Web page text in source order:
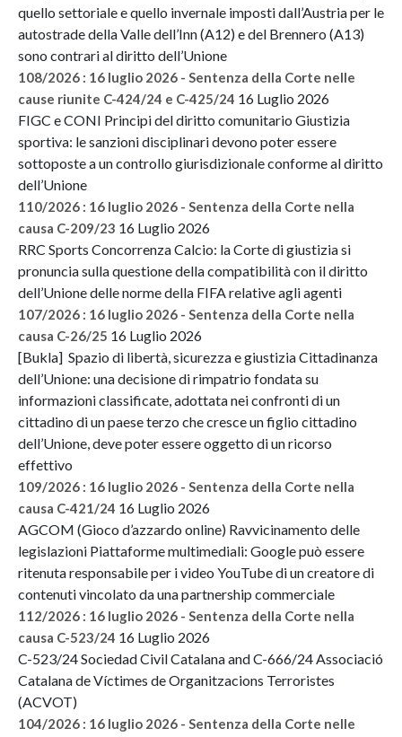
quello settoriale e quello invernale imposti dall’Austria per le
autostrade della Valle dell’Inn (A12) e del Brennero (A13)
sono contrari al diritto dell’Unione
108/2026 : 16 luglio 2026 - Sentenza della Corte nelle
cause riunite C-424/24 e C-425/24 16 Luglio 2026
FIGC e CONI Principi del diritto comunitario Giustizia
sportiva: le sanzioni disciplinari devono poter essere
sottoposte a un controllo giurisdizionale conforme al diritto
dell’Unione
110/2026 : 16 luglio 2026 - Sentenza della Corte nella
causa C-209/23 16 Luglio 2026
RRC Sports Concorrenza Calcio: la Corte di giustizia si
pronuncia sulla questione della compatibilità con il diritto
dell’Unione delle norme della FIFA relative agli agenti
107/2026 : 16 luglio 2026 - Sentenza della Corte nella
causa C-26/25 16 Luglio 2026
[Bukla] Spazio di libertà, sicurezza e giustizia Cittadinanza
dell’Unione: una decisione di rimpatrio fondata su
informazioni classificate, adottata nei confronti di un
cittadino di un paese terzo che cresce un figlio cittadino
dell’Unione, deve poter essere oggetto di un ricorso
effettivo
109/2026 : 16 luglio 2026 - Sentenza della Corte nella
causa C-421/24 16 Luglio 2026
AGCOM (Gioco d’azzardo online) Ravvicinamento delle
legislazioni Piattaforme multimediali: Google può essere
ritenuta responsabile per i video YouTube di un creatore di
contenuti vincolato da una partnership commerciale
112/2026 : 16 luglio 2026 - Sentenza della Corte nella
causa C-523/24 16 Luglio 2026
C-523/24 Sociedad Civil Catalana and C-666/24 Associació
Catalana de Víctimes de Organitzacions Terroristes
(ACVOT)
104/2026 : 16 luglio 2026 - Sentenza della Corte nelle